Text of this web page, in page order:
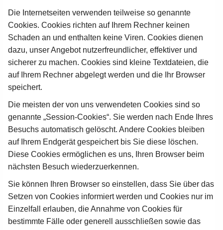
Die Internetseiten verwenden teilweise so genannte
Cookies. Cookies richten auf Ihrem Rechner keinen
Schaden an und enthalten keine Viren. Cookies dienen
dazu, unser Angebot nutzerfreundlicher, effektiver und
sicherer zu machen. Cookies sind kleine Textdateien, die
auf Ihrem Rechner abgelegt werden und die Ihr Browser
speichert.
Die meisten der von uns verwendeten Cookies sind so
genannte „Session-Cookies“. Sie werden nach Ende Ihres
Besuchs automatisch gelöscht. Andere Cookies bleiben
auf Ihrem Endgerät gespeichert bis Sie diese löschen.
Diese Cookies ermöglichen es uns, Ihren Browser beim
nächsten Besuch wiederzuerkennen.
Sie können Ihren Browser so einstellen, dass Sie über das
Setzen von Cookies informiert werden und Cookies nur im
Einzelfall erlauben, die Annahme von Cookies für
bestimmte Fälle oder generell ausschließen sowie das